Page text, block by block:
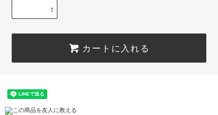
カートに入れる
この商品を友人に教える